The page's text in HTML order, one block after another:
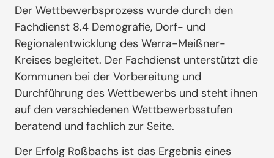
Der Wettbewerbsprozess wurde durch den
Fachdienst 8.4 Demografie, Dorf- und
Regionalentwicklung des Werra-Meißner-
Kreises begleitet. Der Fachdienst unterstützt die
Kommunen bei der Vorbereitung und
Durchführung des Wettbewerbs und steht ihnen
auf den verschiedenen Wettbewerbsstufen
beratend und fachlich zur Seite.
Der Erfolg Roßbachs ist das Ergebnis eines